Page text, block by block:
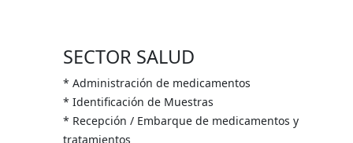
SECTOR SALUD
* Administración de medicamentos
* Identificación de Muestras
* Recepción / Embarque de medicamentos y
tratamientos